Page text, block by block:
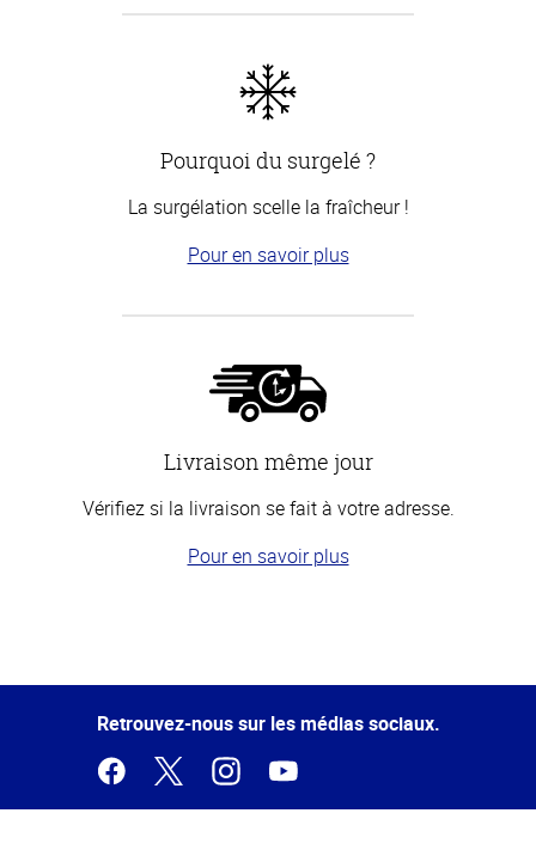
Pourquoi du surgelé ?
La surgélation scelle la fraîcheur !
Pour en savoir plus
Livraison même jour
Vérifiez si la livraison se fait à votre adresse.
Pour en savoir plus
de la
Retrouvez-nous sur les médias sociaux.